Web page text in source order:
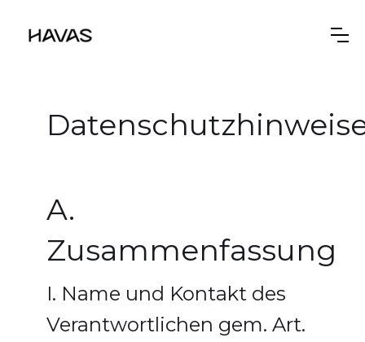
A.
Zusammenfassung
I. Name und Kontakt des
Verantwortlichen gem. Art.